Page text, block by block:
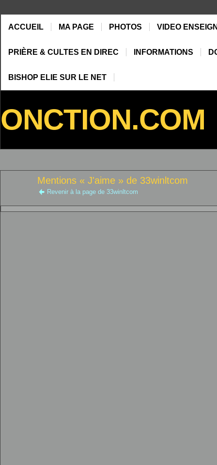
ACCUEIL MA PAGE PHOTOS VIDEO
PRIÈRE & CULTES EN DIREC INFORMATIONS
BISHOP ELIE SUR LE NET
ONCTION.COM
Mentions « J'aime » de 33winltcom
Revenir à la page de 33winltcom